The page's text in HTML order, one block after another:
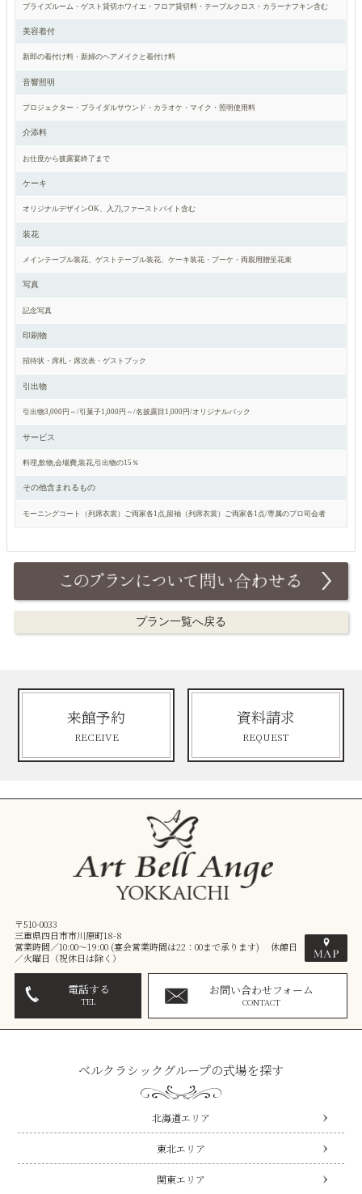
ブライズルーム・ゲスト貸切ホワイエ・フロア貸切料・テーブルクロス・カラーナフキン含む
美容着付
新郎の着付け料・新婦のヘアメイクと着付け料
音響照明
プロジェクター・ブライダルサウンド・カラオケ・マイク・照明使用料
介添料
お仕度から披露宴終了まで
ケーキ
オリジナルデザインOK、入刀,ファーストバイト含む
装花
メインテーブル装花、ゲストテーブル装花、ケーキ装花・ブーケ・両親用贈呈花束
写真
記念写真
印刷物
招待状・席札・席次表・ゲストブック
引出物
引出物3,000円～/引菓子1,000円～/名披露目1,000円/オリジナルバック
サービス
料理,飲物,会場費,装花,引出物の15％
その他含まれるもの
モーニングコート（列席衣裳）ご両家各1点,留袖（列席衣裳）ご両家各1点/専属のプロ司会者
プラン一覧へ戻る
来館予約
RECEIVE
資料請求
REQUEST
〒510-0033
三重県四日市市川原町18-8
営業時間／10:00～19:00 (宴会営業時間は22：00まで承ります) 休館日
／火曜日（祝休日は除く）
電話する
TEL
お問い合わせフォーム
CONTACT
ベルクラシックグループの式場を探す
北海道エリア
東北エリア
関東エリア